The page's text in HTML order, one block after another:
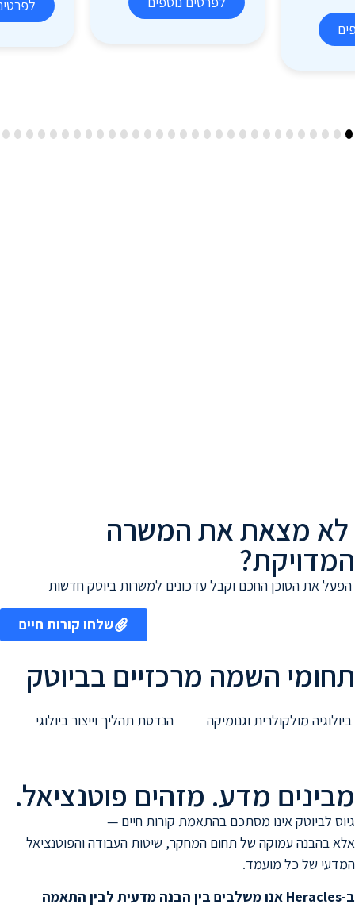
לא מצאת את המשרה
המדויקת?
הפעל את הסוכן החכם וקבל עדכונים למשרות ביוטק חדשות
שלחו קורות חיים
תחומי השמה מרכזיים בביוטק
ביולוגיה מולקולרית וגנומיקה הנדסת תהליך וייצור ביולוגי
מבינים מדע. מזהים פוטנציאל.
גיוס לביוטק אינו מסתכם בהתאמת קורות חיים —
אלא בהבנה עמוקה של תחום המחקר, שיטות העבודה והפוטנציאל
המדעי של כל מועמד.
ב-Heracles אנו משלבים בין הבנה מדעית לבין התאמה